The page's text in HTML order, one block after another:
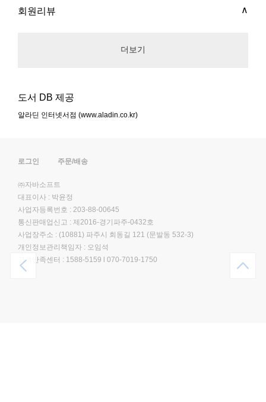
회원리뷰
더보기
도서 DB 제공
알라딘 인터넷서점 (www.aladin.co.kr)
로그인 주문/배송
㈜자바소프트
대표이사 : 박윤정
사업자등록번호 : 203-88-00645
통신판매업신고 : 제2016-경기파주-0432호
사업장주소 : (10881) 파주시 회동길 121 (문발동 532-3)
개인정보관리책임자 : 오임석
고객만족센터 : 1588-5159 070-7019-1750